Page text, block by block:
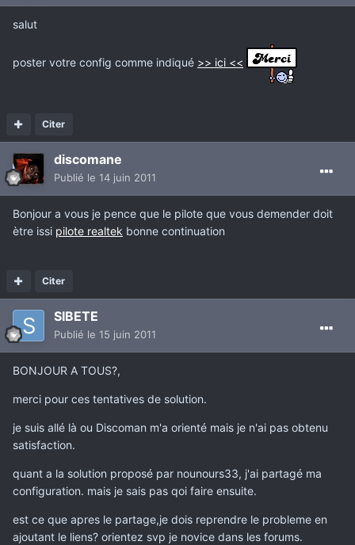
salut
poster votre config comme indiqué >> ici <<
Citer
discomane
Publié le 14 juin 2011
Bonjour a vous je pence que le pilote que vous demender doit
ètre issi pilote realtek bonne continuation
Citer
SIBETE
Publié le 15 juin 2011
BONJOUR A TOUS?,
merci pour ces tentatives de solution.
je suis allé là ou Discoman m'a orienté mais je n'ai pas obtenu
satisfaction.
quant a la solution proposé par nounours33, j'ai partagé ma
configuration. mais je sais pas qoi faire ensuite.
est ce que apres le partage,je dois reprendre le probleme en
ajoutant le liens? orientez svp je novice dans les forums.